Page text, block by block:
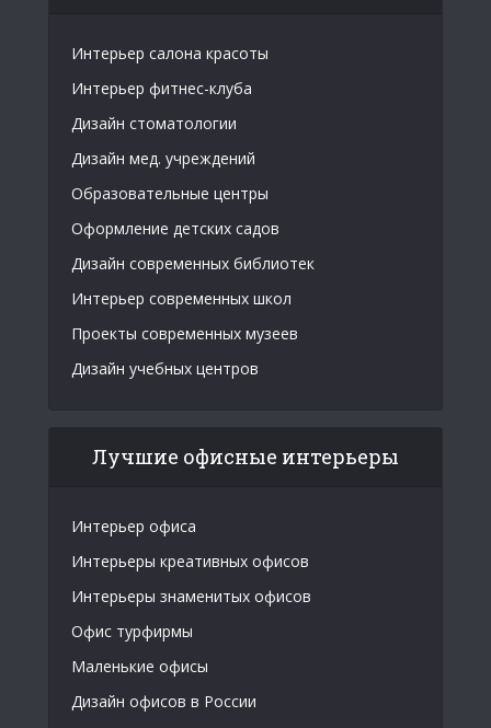
Интерьер салона красоты
Интерьер фитнес-клуба
Дизайн стоматологии
Дизайн мед. учреждений
Образовательные центры
Оформление детских садов
Дизайн современных библиотек
Интерьер современных школ
Проекты современных музеев
Дизайн учебных центров
Лучшие офисные интерьеры
Интерьер офиса
Интерьеры креативных офисов
Интерьеры знаменитых офисов
Офис турфирмы
Маленькие офисы
Дизайн офисов в России